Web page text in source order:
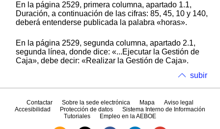
En la página 2529, primera columna, apartado 1.1,
Duración, a continuación de las cifras: 85, 45, 10 y 140,
deberá entenderse publicada la palabra «horas».
En la página 2529, segunda columna, apartado 2.1,
segunda línea, donde dice: «...Ejecutar la Gestión de
Caja», debe decir: «Realizar la Gestión de Caja».
subir
Contactar Sobre la sede electrónica Mapa
Aviso legal
Accesibilidad
Protección de datos
Sistema Interno de Información
Tutoriales
Empleo en la AEBOE